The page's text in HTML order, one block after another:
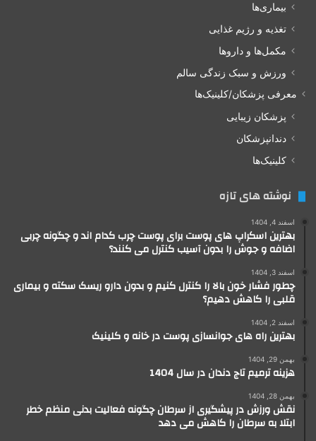
بیماری‌ها
تغذیه و رژیم غذایی
مکمل‌ها و داروها
ورزش و سبک زندگی سالم
معرفی پزشکان/کلینیک‌ها
پزشکان زیبایی
دندانپزشکان
کلینیک‌ها
نوشته های تازه
اسفند 4, 1404
بهترین اسکراپ های پوست برای پوست چرب کدام اند و چگونه چربی
اضافه و جوش را بدون آسیب کنترل می کنند؟
اسفند 3, 1404
چطور فشار خون بالا را کنترل کنیم و بدون دارو ریسک سکته و بیماری
قلبی را کاهش دهیم؟
اسفند 2, 1404
بهترین راه های جوانسازی پوست در خانه و کلینیک
بهمن 29, 1404
هزینه ترمیم تاج دندان در سال 1404
بهمن 28, 1404
نقش ورزش در پیشگیری از سرطان چگونه فعالیت بدنی منظم خطر
ابتلا به سرطان را کاهش می دهد